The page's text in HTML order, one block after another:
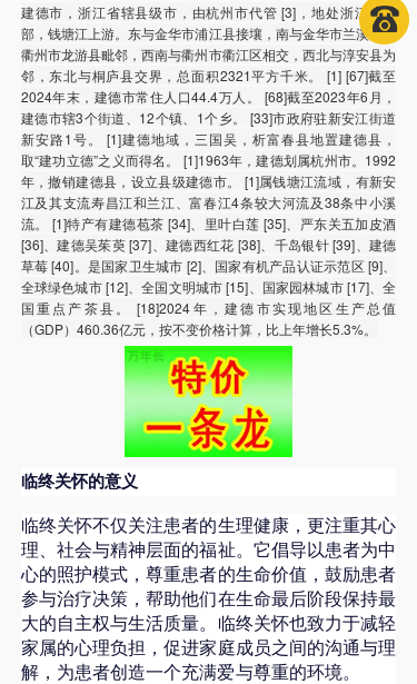
建德市，浙江省辖县级市，由杭州市代管 [3]，地处浙江省西
部，钱塘江上游。东与金华市浦江县接壤，南与金华市兰溪市、
衢州市龙游县毗邻，西南与衢州市衢江区相交，西北与淳安县为
邻，东北与桐庐县交界，总面积2321平方千米。 [1] [67]截至
2024年末，建德市常住人口44.4万人。 [68]截至2023年6月，
建德市辖3个街道、12个镇、1个乡。 [33]市政府驻新安江街道
新安路1号。 [1]建德地域，三国吴，析富春县地置建德县，
取“建功立德”之义而得名。 [1]1963年，建德划属杭州市。1992
年，撤销建德县，设立县级建德市。 [1]属钱塘江流域，有新安
江及其支流寿昌江和兰江、富春江4条较大河流及38条中小溪
流。 [1]特产有建德苞茶 [34]、里叶白莲 [35]、严东关五加皮酒
[36]、建德吴茱萸 [37]、建德西红花 [38]、千岛银针 [39]、建德
草莓 [40]。是国家卫生城市 [2]、国家有机产品认证示范区 [9]、
全球绿色城市 [12]、全国文明城市 [15]、国家园林城市 [17]、全
国重点产茶县。 [18]2024年，建德市实现地区生产总值
（GDP）460.36亿元，按不变价格计算，比上年增长5.3%。
临终关怀的意义
临终关怀不仅关注患者的生理健康，更注重其心
理、社会与精神层面的福祉。它倡导以患者为中
心的照护模式，尊重患者的生命价值，鼓励患者
参与治疗决策，帮助他们在生命最后阶段保持最
大的自主权与生活质量。临终关怀也致力于减轻
家属的心理负担，促进家庭成员之间的沟通与理
解，为患者创造一个充满爱与尊重的环境。